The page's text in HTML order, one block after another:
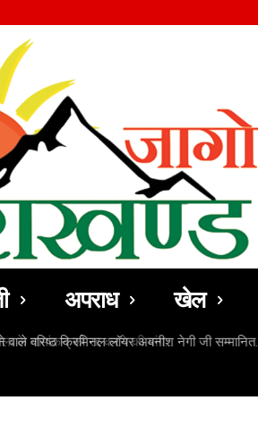
अपराध खेल
वरिष्ठ क्रिमिनल लॉयर अवनीश नेगी जी सम्मानित…